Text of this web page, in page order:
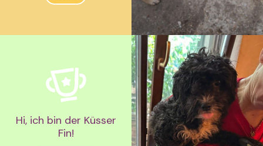
Hi, ich bin der Küsser
Fin!